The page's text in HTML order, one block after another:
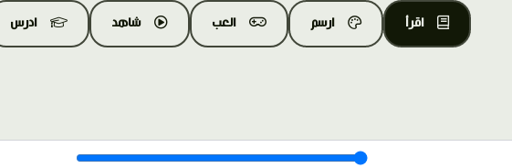
اقرأ ارسم العب شاهد ادرس